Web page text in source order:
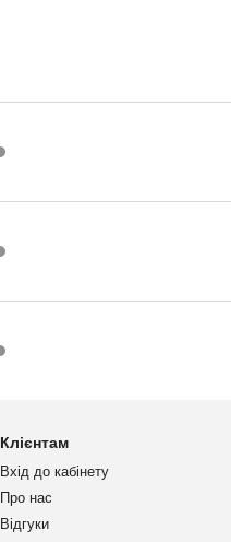
Клієнтам
Вхід до кабінету
Про нас
Відгуки